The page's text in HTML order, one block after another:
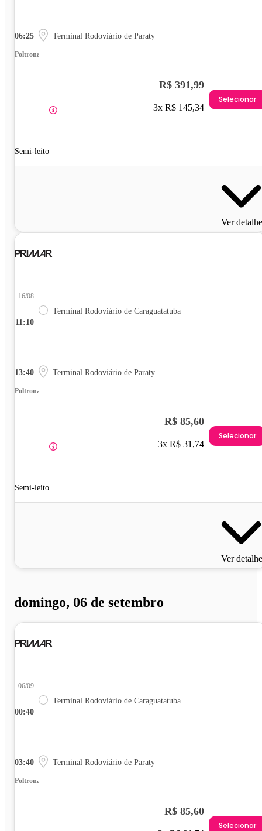
06:25 Terminal Rodoviário de Paraty
Poltrona
Semi-leito
R$ 391,99
3x R$ 145,34
Selecionar
Ver
11:10
16/08
Terminal Rodoviário de Caraguatatuba
13:40 Terminal Rodoviário de Paraty
Poltrona
Semi-leito
R$ 85,60
3x R$ 31,74
Selecionar
Ver
domingo, 06 de setembro
00:40
06/09
Terminal Rodoviário de Caraguatatuba
03:40 Terminal Rodoviário de Paraty
Poltrona
R$ 85,60
Selecionar